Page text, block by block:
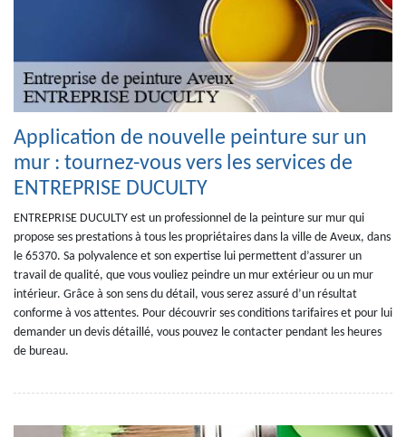
Application de nouvelle peinture sur un
mur : tournez-vous vers les services de
ENTREPRISE DUCULTY
ENTREPRISE DUCULTY est un professionnel de la peinture sur mur qui
propose ses prestations à tous les propriétaires dans la ville de Aveux, dans
le 65370. Sa polyvalence et son expertise lui permettent d’assurer un
travail de qualité, que vous vouliez peindre un mur extérieur ou un mur
intérieur. Grâce à son sens du détail, vous serez assuré d’un résultat
conforme à vos attentes. Pour découvrir ses conditions tarifaires et pour lui
demander un devis détaillé, vous pouvez le contacter pendant les heures
de bureau.